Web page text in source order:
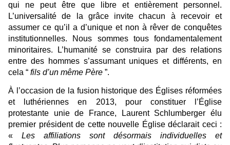
qui ne peut être que libre et entièrement personnel.
L’universalité de la grâce invite chacun à recevoir et
assumer ce qu’il a d’unique et non à rêver de conquêtes
institutionnelles. Nous sommes tous fondamentalement
minoritaires. L’humanité se construira par des relations
entre des hommes s’assumant uniques et différents, en
cela “ fils d’un même Père ”.
À l’occasion de la fusion historique des Églises réformées
et luthériennes en 2013, pour constituer l’Église
protestante unie de France, Laurent Schlumberger élu
premier président de cette nouvelle Église déclarait ceci :
« Les affiliations sont désormais individuelles et